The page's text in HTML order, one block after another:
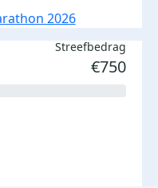
2026
Streefbedrag
€750